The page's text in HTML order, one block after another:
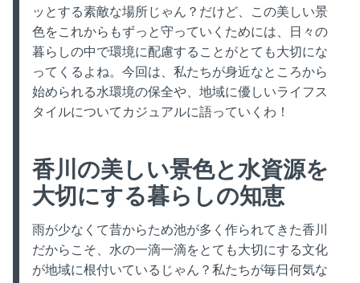
ッとする素敵な場所じゃん？だけど、この美しい景
色をこれからもずっと守っていくためには、日々の
暮らしの中で環境に配慮することがとても大切にな
ってくるよね。今回は、私たちが身近なところから
始められる水環境の保全や、地域に優しいライフス
タイルについてカジュアルに語っていくわ！
香川の美しい景色と水資源を
大切にする暮らしの知恵
雨が少なくて昔からため池が多く作られてきた香川
だからこそ、水の一滴一滴をとても大切にする文化
が地域に根付いているじゃん？私たちが毎日何気な